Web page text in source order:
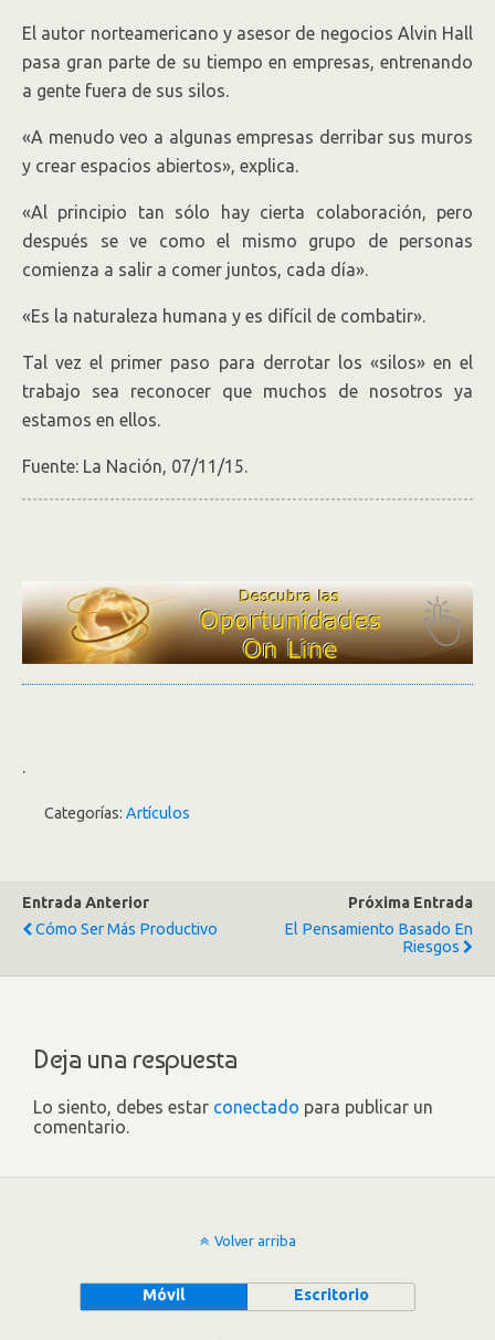
El autor norteamericano y asesor de negocios Alvin Hall
pasa gran parte de su tiempo en empresas, entrenando
a gente fuera de sus silos.
«A menudo veo a algunas empresas derribar sus muros
y crear espacios abiertos», explica.
«Al principio tan sólo hay cierta colaboración, pero
después se ve como el mismo grupo de personas
comienza a salir a comer juntos, cada día».
«Es la naturaleza humana y es difícil de combatir».
Tal vez el primer paso para derrotar los «silos» en el
trabajo sea reconocer que muchos de nosotros ya
estamos en ellos.
Fuente: La Nación, 07/11/15.
.
Categorías: Artículos
Entrada Anterior
Cómo Ser Más Productivo
Próxima Entrada
El Pensamiento Basado En
Riesgos
Deja una respuesta
Lo siento, debes estar conectado para publicar un
comentario.
Volver arriba
Móvil Escritorio